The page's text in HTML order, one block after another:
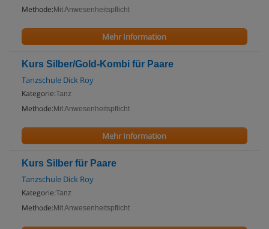
Methode: Mit Anwesenheitspflicht
Mehr Information
Kurs Silber/Gold-Kombi für Paare
Tanzschule Dick Roy
Kategorie:Tanz
Methode: Mit Anwesenheitspflicht
Mehr Information
Kurs Silber für Paare
Tanzschule Dick Roy
Kategorie:Tanz
Methode: Mit Anwesenheitspflicht